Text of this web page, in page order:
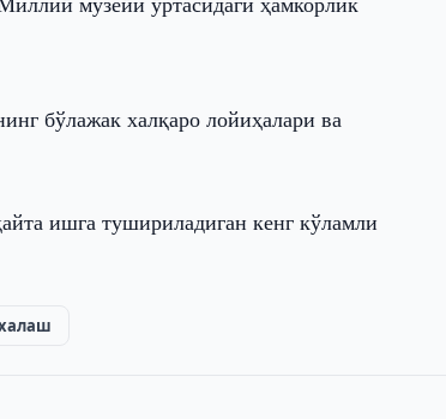
бўлажак халқаро лойиҳалари ва
ишга тушириладиган кенг кўламли